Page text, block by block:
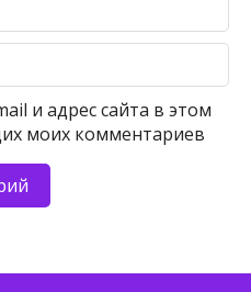
и адрес сайта в этом
моих комментариев